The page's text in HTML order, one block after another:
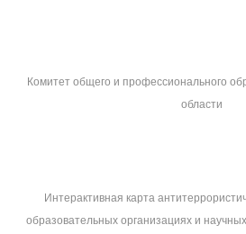
Комитет общего и профессионального
области
Интерактивная карта
образовательных организациях и